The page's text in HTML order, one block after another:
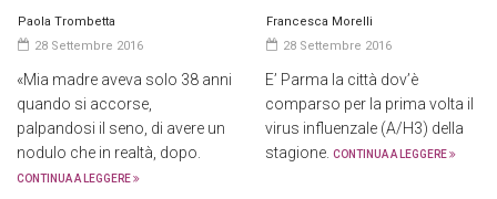
n
Paola Trombetta
28 Settembre 2016
«Mia madre aveva solo 38 anni
quando si accorse,
palpandosi il seno, di avere un
nodulo che in realtà, dopo.
CONTINUA A LEGGERE
Francesca Morelli
28 Settembre 2016
E’ Parma la città dov’è
comparso per la prima volta il
virus influenzale (A/H3) della
stagione. CONTINUA A LEGGERE